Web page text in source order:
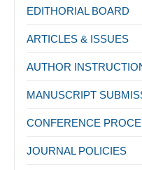
EDITHORIAL BOARD
ARTICLES & ISSUES
AUTHOR
MANUSCRIPT
CONFERENCE
JOURNAL POLICIES